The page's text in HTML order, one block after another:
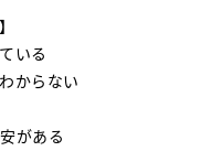
いる
からない
がある